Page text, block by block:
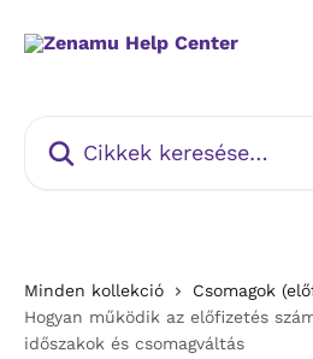
Minden kollekció
Csomagok
Hogyan működik az előfizetés
időszakok és csomagváltás